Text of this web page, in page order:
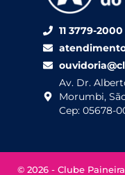
11 3779-2000
Av. Dr.
Morumbi,
Cep: 05678-
© 2026 - Clube